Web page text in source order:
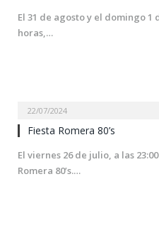
El 31 de agosto y el domingo 1
horas,…
22/07/2024
Fiesta Romera 80’s
El viernes 26 de julio, a las
Romera 80’s.…